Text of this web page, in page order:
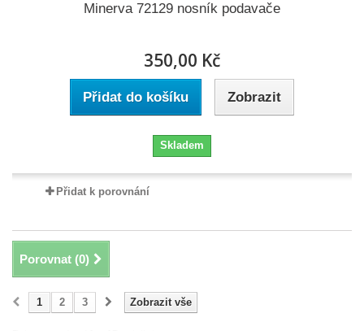
Minerva 72129 nosník podavače
350,00 Kč
Přidat do košíku Zobrazit
Skladem
Přidat k porovnání
Porovnat (0)
Zobrazit vše
1 2 3